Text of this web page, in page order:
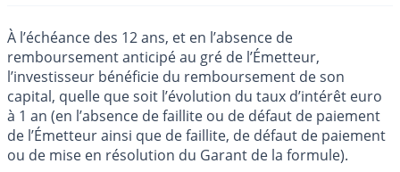
À l’échéance des 12 ans, et en l’absence de
remboursement anticipé au gré de l’Émetteur,
l’investisseur bénéficie du remboursement de son
capital, quelle que soit l’évolution du taux d’intérêt euro
à 1 an (en l’absence de faillite ou de défaut de paiement
de l’Émetteur ainsi que de faillite, de défaut de paiement
ou de mise en résolution du Garant de la formule).